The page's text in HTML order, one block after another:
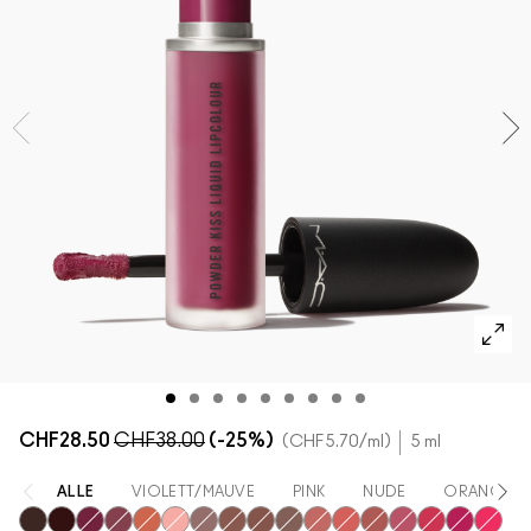
ALLE GESICHTSPRODUKTE SHOPPEN
ALLE AUGENPRODUKTE SHOPPEN
ALLE PINSEL KAUFEN
CHF28.50 CHF38.00 (-25%) CHF5.70/ml 5 ml
ALLE VIOLETT/MAUVE PINK NUDE ORANGE